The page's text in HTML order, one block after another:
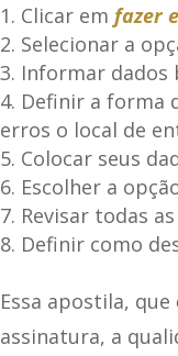
Clicar em fazer
Selecionar a
Informar dados
Definir a forma
erros o local de
Colocar seus
Escolher a
Revisar todas
Definir como
Essa apostila, que
assinatura, a